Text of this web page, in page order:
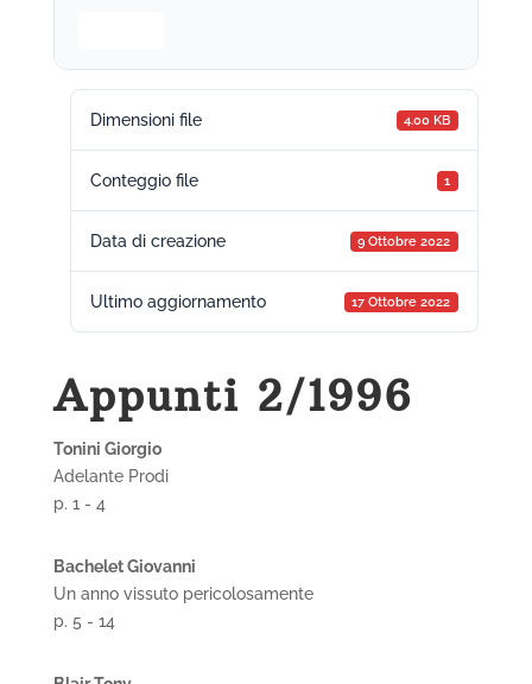
Dimensioni file 4.00 KB
Conteggio file 1
Data di creazione 9 Ottobre 2022
Ultimo aggiornamento 17 Ottobre 2022
Appunti 2/1996
Tonini Giorgio
Adelante Prodi
p. 1 - 4
Bachelet Giovanni
Un anno vissuto pericolosamente
p. 5 - 14